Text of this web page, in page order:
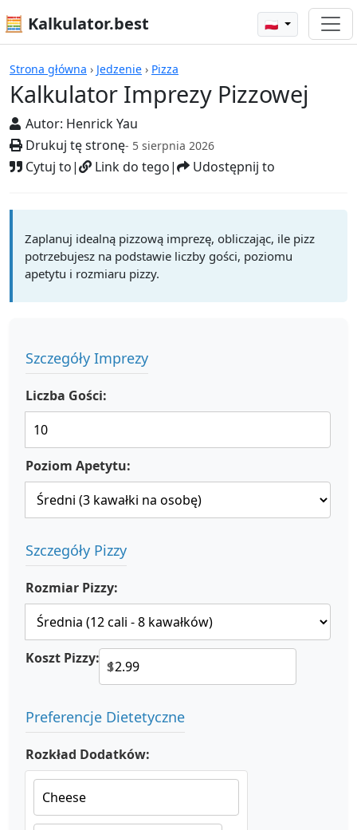
🧮 Kalkulator.best 🇵🇱
Strona główna › Jedzenie › Pizza
Kalkulator Imprezy Pizzowej
Autor: Henrick Yau
Drukuj tę stronę- 5 sierpnia 2026
Cytuj to| Link do tego| Udostępnij to
Kalkulatory
Zaplanuj idealną pizzową imprezę, obliczając, ile pizz
potrzebujesz na podstawie liczby gości, poziomu
apetytu i rozmiaru pizzy.
Szczegóły Imprezy
Liczba Gości:
Poziom Apetytu:
Szczegóły Pizzy
Rozmiar Pizzy:
Koszt Pizzy: $
Preferencje Dietetyczne
Rozkład Dodatków: